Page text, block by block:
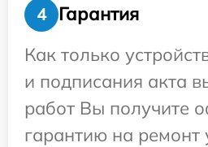
4
Гарантия
Как только
и подписания акта
работ Вы получите
гарантию на ремонт